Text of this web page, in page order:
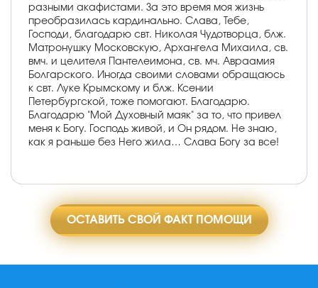
разными акафистами. За это время моя жизнь
преобразилась кардинально. Слава, Тебе,
Господи, благодарю свт. Николая Чудотворца, блж.
Матронушку Московскую, Архангела Михаила, св.
вмч. и целителя Пантелеимона, св. мч. Авраамия
Болгарского. Иногда своими словами обращаюсь
к свт. Луке Крымскому и блж. Ксении
Петербургской, тоже помогают. Благодарю.
Благодарю "Мой Духовный маяк" за то, что привел
меня к Богу. Господь живой, и Он рядом. Не знаю,
как я раньше без Него жила… Слава Богу за все!
ОСТАВИТЬ СВОЙ ФАКТ ПОМОЩИ